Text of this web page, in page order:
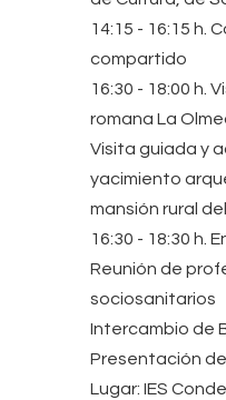
14:15 - 16:15 h.
compartido
16:30 - 18:00 h.
romana La
Visita guiada y
yacimiento
mansión rural del
16:30 - 18:30 h.
Reunión de
sociosanitarios
Intercambio de
Presentación
Lugar: IES